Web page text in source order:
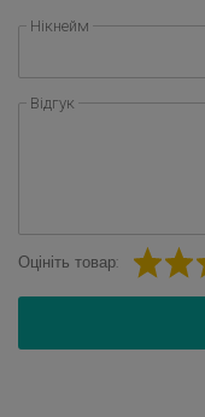
Нікнейм
Відгук
Оцініть товар: